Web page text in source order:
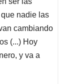
nadie las
cambiando
(...) Hoy
y va a